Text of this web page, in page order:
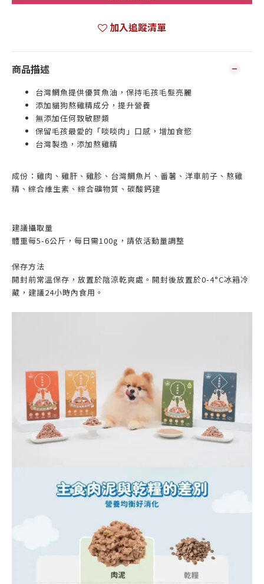
加入追蹤清單
商品描述
台灣鯛魚提供優質魚油，保持毛孩毛髮亮麗
添加貓狗熬雞精成分，提升營養
無添加任何致敏膠類
保留毛孩最愛的「啖啖肉」口感，增加食慾
台灣製造，添加熬雞精
成份：雞肉、雞肝、雞胗、台灣鯛魚片、番薯、洋車前子、熬雞
精、綜合維生素、綜合礦物質、碳酸鈣建
建議攝取量
體重每5-6公斤，每日需100g，請依活動量調整
保存方法
開封前常溫保存，放置於陰涼乾爽處。開封後放置於0-4°C冰箱冷
藏，建議24小時內食用。